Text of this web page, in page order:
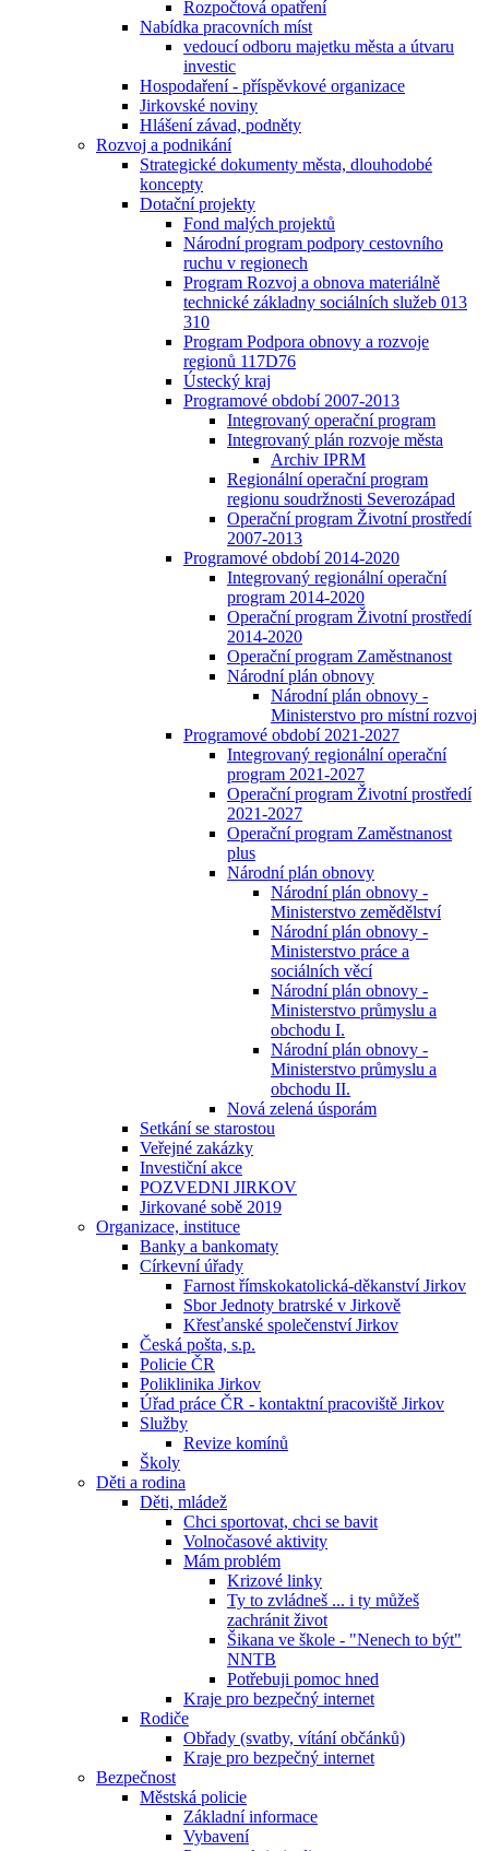
Rozpočtová opatření
Nabídka pracovních míst
vedoucí odboru majetku města a útvaru
investic
Hospodaření - příspěvkové organizace
Jirkovské noviny
Hlášení závad, podněty
Rozvoj a podnikání
Strategické dokumenty města, dlouhodobé
koncepty
Dotační projekty
Fond malých projektů
Národní program podpory cestovního
ruchu v regionech
Program Rozvoj a obnova materiálně
technické základny sociálních služeb 013
310
Program Podpora obnovy a rozvoje
regionů 117D76
Ústecký kraj
Programové období 2007-2013
Integrovaný operační program
Integrovaný plán rozvoje města
Archiv IPRM
Regionální operační program
regionu soudržnosti Severozápad
Operační program Životní prostředí
2007-2013
Programové období 2014-2020
Integrovaný regionální operační
program 2014-2020
Operační program Životní prostředí
2014-2020
Operační program Zaměstnanost
Národní plán obnovy
Národní plán obnovy -
Ministerstvo pro místní rozvoj
Programové období 2021-2027
Integrovaný regionální operační
program 2021-2027
Operační program Životní prostředí
2021-2027
Operační program Zaměstnanost
plus
Národní plán obnovy
Národní plán obnovy -
Ministerstvo zemědělství
Národní plán obnovy -
Ministerstvo práce a
sociálních věcí
Národní plán obnovy -
Ministerstvo průmyslu a
obchodu I.
Národní plán obnovy -
Ministerstvo průmyslu a
obchodu II.
Nová zelená úsporám
Setkání se starostou
Veřejné zakázky
Investiční akce
POZVEDNI JIRKOV
Jirkované sobě 2019
Organizace, instituce
Banky a bankomaty
Církevní úřady
Farnost římskokatolická-děkanství Jirkov
Sbor Jednoty bratrské v Jirkově
Křesťanské společenství Jirkov
Česká pošta, s.p.
Policie ČR
Poliklinika Jirkov
Úřad práce ČR - kontaktní pracoviště Jirkov
Služby
Revize komínů
Školy
Děti a rodina
Děti, mládež
Chci sportovat, chci se bavit
Volnočasové aktivity
Mám problém
Krizové linky
Ty to zvládneš ... i ty můžeš
zachránit život
Šikana ve škole - "Nenech to být"
NNTB
Potřebuji pomoc hned
Kraje pro bezpečný internet
Rodiče
Obřady (svatby, vítání občánků)
Kraje pro bezpečný internet
Bezpečnost
Městská policie
Základní informace
Vybavení